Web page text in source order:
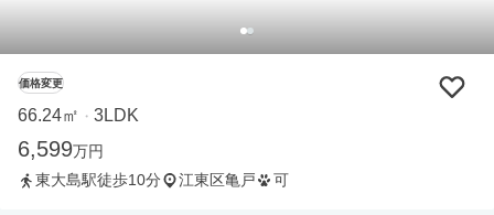
価格変更
66.24㎡ ・ 3LDK
6,599万円
東大島駅徒歩10分
江東区亀戸 可